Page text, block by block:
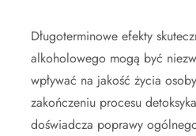
Długoterminowe efekty
alkoholowego mogą być
wpływać na jakość życia
zakończeniu procesu
doświadcza poprawy